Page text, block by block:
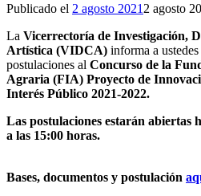
Publicado el 2 agosto 2021 2 agosto
La Vicerrectoría de Investigación,
Artística (VIDCA) informa a
postulaciones al Concurso de la
Agraria (FIA) Proyecto de
Interés Público 2021-2022.
Las postulaciones estarán abiertas
a las 15:00 horas.
Bases, documentos y postulación